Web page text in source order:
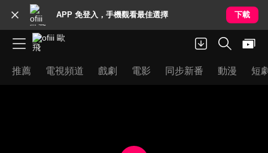
APP 免登入，手機觀看最佳選擇 下載
推薦 電視頻道 戲劇 電影 同步新番 動漫 短